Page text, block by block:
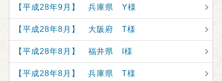
【平成28年9月】 兵庫県 Y様
【平成28年8月】 大阪府 T様
【平成28年8月】 福井県 I様
【平成28年8月】 兵庫県 T様